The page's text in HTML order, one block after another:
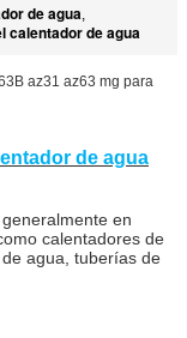
de agua,
calentador de agua
az31 az63 mg para
de agua
en
calentadores de
agua, tuberías de